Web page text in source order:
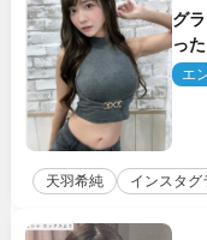
グ
っ
る」
エ
天羽希純 インスタグ